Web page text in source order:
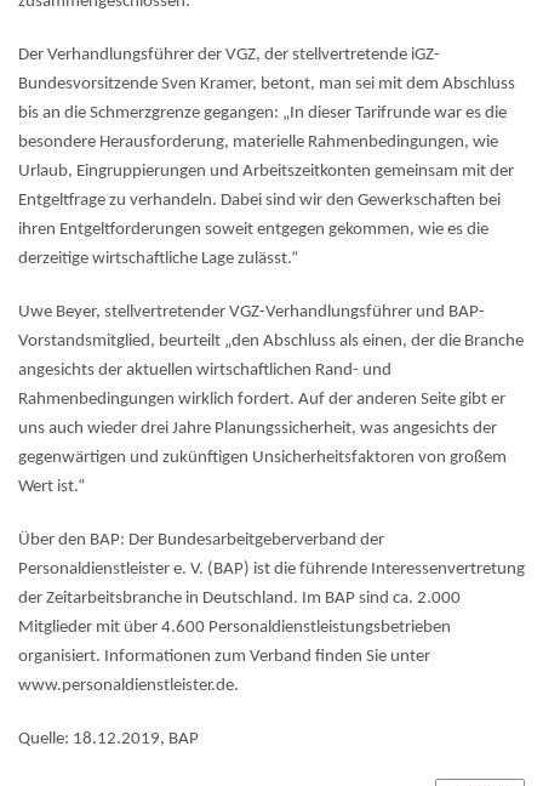
Der Verhandlungsführer der VGZ, der stellvertretende iGZ-
Bundesvorsitzende Sven Kramer, betont, man sei mit dem Abschluss
bis an die Schmerzgrenze gegangen: „In dieser Tarifrunde war es die
besondere Herausforderung, materielle Rahmenbedingungen, wie
Urlaub, Eingruppierungen und Arbeitszeitkonten gemeinsam mit der
Entgeltfrage zu verhandeln. Dabei sind wir den Gewerkschaften bei
ihren Entgeltforderungen soweit entgegen gekommen, wie es die
derzeitige wirtschaftliche Lage zulässt.“
Uwe Beyer, stellvertretender VGZ-Verhandlungsführer und BAP-
Vorstandsmitglied, beurteilt „den Abschluss als einen, der die Branche
angesichts der aktuellen wirtschaftlichen Rand- und
Rahmenbedingungen wirklich fordert. Auf der anderen Seite gibt er
uns auch wieder drei Jahre Planungssicherheit, was angesichts der
gegenwärtigen und zukünftigen Unsicherheitsfaktoren von großem
Wert ist.“
Über den BAP: Der Bundesarbeitgeberverband der
Personaldienstleister e. V. (BAP) ist die führende Interessenvertretung
der Zeitarbeitsbranche in Deutschland. Im BAP sind ca. 2.000
Mitglieder mit über 4.600 Personaldienstleistungsbetrieben
organisiert. Informationen zum Verband finden Sie unter
www.personaldienstleister.de.
Quelle: 18.12.2019, BAP